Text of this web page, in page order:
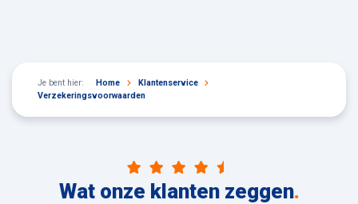
Je bent hier: Home
Klantenservice
Verzekeringsvoorwaarden
Wat onze klanten zeggen.